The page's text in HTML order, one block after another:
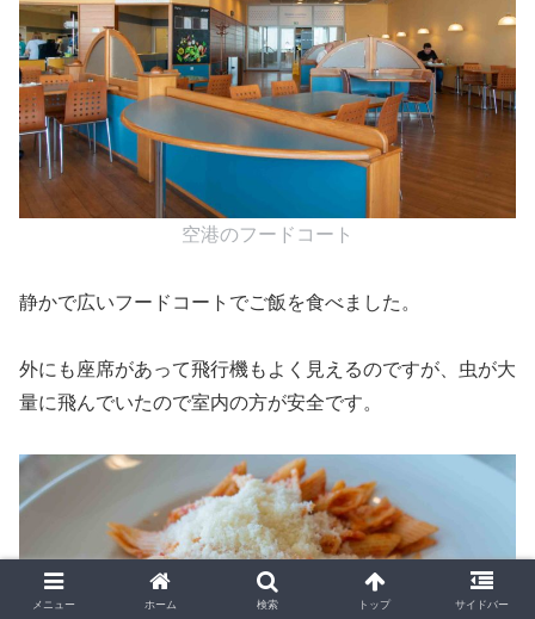
空港のフードコート
静かで広いフードコートでご飯を食べました。
外にも座席があって飛行機もよく見えるのですが、虫が大
量に飛んでいたので室内の方が安全です。
メニュー ホーム 検索 トップ サイドバー